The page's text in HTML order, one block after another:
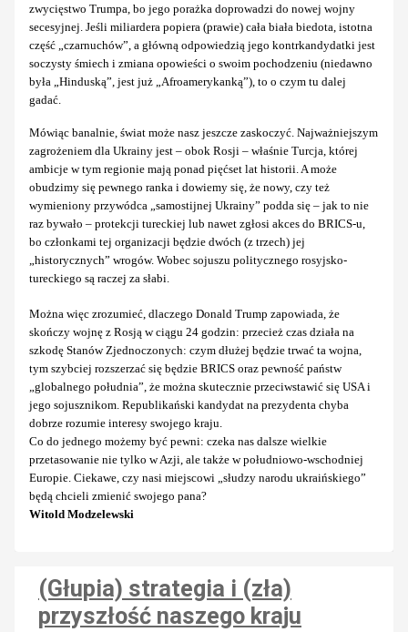
zwycięstwo Trumpa, bo jego porażka doprowadzi do nowej wojny
secesyjnej. Jeśli miliardera popiera (prawie) cała biała biedota, istotna
część „czarnuchów”, a główną odpowiedzią jego kontrkandydatki jest
soczysty śmiech i zmiana opowieści o swoim pochodzeniu (niedawno
była „Hinduską”, jest już „Afroamerykanką”), to o czym tu dalej
gadać.
Mówiąc banalnie, świat może nasz jeszcze zaskoczyć. Najważniejszym
zagrożeniem dla Ukrainy jest – obok Rosji – właśnie Turcja, której
ambicje w tym regionie mają ponad pięćset lat historii. A może
obudzimy się pewnego ranka i dowiemy się, że nowy, czy też
wymieniony przywódca „samostijnej Ukrainy” podda się – jak to nie
raz bywało – protekcji tureckiej lub nawet zgłosi akces do BRICS-u,
bo członkami tej organizacji będzie dwóch (z trzech) jej
„historycznych” wrogów. Wobec sojuszu politycznego rosyjsko-
tureckiego są raczej za słabi.
Można więc zrozumieć, dlaczego Donald Trump zapowiada, że
skończy wojnę z Rosją w ciągu 24 godzin: przecież czas działa na
szkodę Stanów Zjednoczonych: czym dłużej będzie trwać ta wojna,
tym szybciej rozszerzać się będzie BRICS oraz pewność państw
„globalnego południa”, że można skutecznie przeciwstawić się USA i
jego sojusznikom. Republikański kandydat na prezydenta chyba
dobrze rozumie interesy swojego kraju.
Co do jednego możemy być pewni: czeka nas dalsze wielkie
przetasowanie nie tylko w Azji, ale także w południowo-wschodniej
Europie. Ciekawe, czy nasi miejscowi „słudzy narodu ukraińskiego”
będą chcieli zmienić swojego pana?
Witold Modzelewski
(Głupia) strategia i (zła)
przyszłość naszego kraju